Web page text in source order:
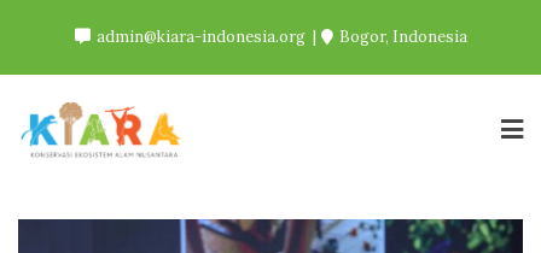
content
admin@kiara-indonesia.org Bogor, Indonesia